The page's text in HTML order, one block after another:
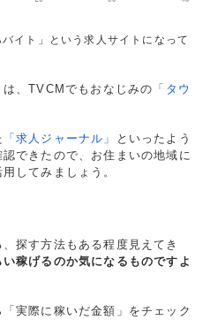
イト」という求人サイトになって
、TVCMでもおなじみの 「タウ
「求人ジャーナル」
といったよう
できたので、お住まいの地域に
してみましょう。
探す方法もある程度見えてき
稼げるのか気になるものですよ
実際に稼いだ金額」をチェック